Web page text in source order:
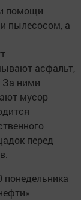
помощи
пылесосом, а
асфальт,
За ними
мусор
перед
понедельника